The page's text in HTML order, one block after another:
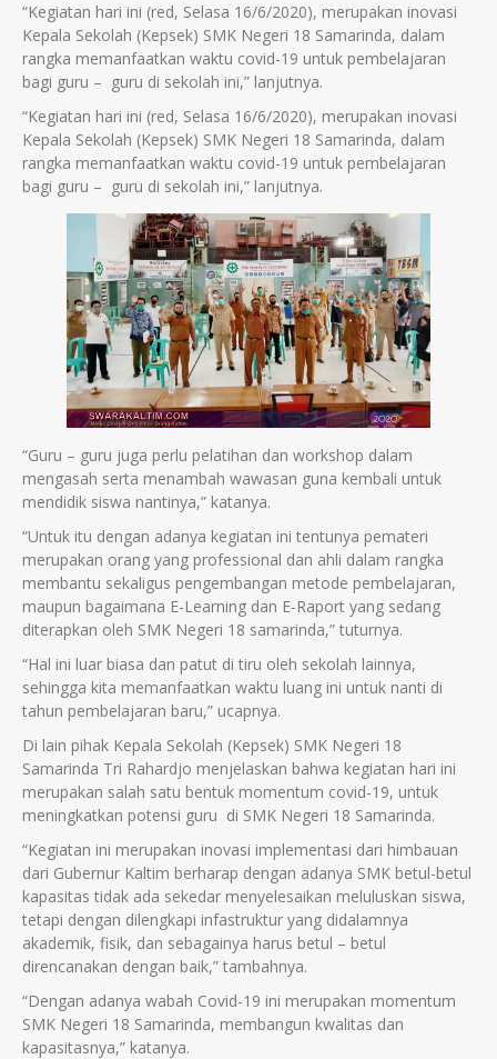
“Kegiatan hari ini (red, Selasa 16/6/2020), merupakan inovasi
Kepala Sekolah (Kepsek) SMK Negeri 18 Samarinda, dalam
rangka memanfaatkan waktu covid-19 untuk pembelajaran
bagi guru – guru di sekolah ini,” lanjutnya.
“Kegiatan hari ini (red, Selasa 16/6/2020), merupakan inovasi
Kepala Sekolah (Kepsek) SMK Negeri 18 Samarinda, dalam
rangka memanfaatkan waktu covid-19 untuk pembelajaran
bagi guru – guru di sekolah ini,” lanjutnya.
“Guru – guru juga perlu pelatihan dan workshop dalam
mengasah serta menambah wawasan guna kembali untuk
mendidik siswa nantinya,” katanya.
“Untuk itu dengan adanya kegiatan ini tentunya pemateri
merupakan orang yang professional dan ahli dalam rangka
membantu sekaligus pengembangan metode pembelajaran,
maupun bagaimana E-Learning dan E-Raport yang sedang
diterapkan oleh SMK Negeri 18 samarinda,” tuturnya.
“Hal ini luar biasa dan patut di tiru oleh sekolah lainnya,
sehingga kita memanfaatkan waktu luang ini untuk nanti di
tahun pembelajaran baru,” ucapnya.
Di lain pihak Kepala Sekolah (Kepsek) SMK Negeri 18
Samarinda Tri Rahardjo menjelaskan bahwa kegiatan hari ini
merupakan salah satu bentuk momentum covid-19, untuk
meningkatkan potensi guru di SMK Negeri 18 Samarinda.
“Kegiatan ini merupakan inovasi implementasi dari himbauan
dari Gubernur Kaltim berharap dengan adanya SMK betul-betul
kapasitas tidak ada sekedar menyelesaikan meluluskan siswa,
tetapi dengan dilengkapi infastruktur yang didalamnya
akademik, fisik, dan sebagainya harus betul – betul
direncanakan dengan baik,” tambahnya.
“Dengan adanya wabah Covid-19 ini merupakan momentum
SMK Negeri 18 Samarinda, membangun kwalitas dan
kapasitasnya,” katanya.